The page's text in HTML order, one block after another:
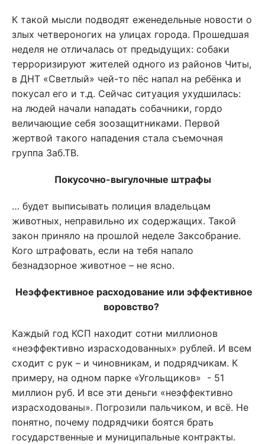
К такой мысли подводят еженедельные новости о
злых четвероногих на улицах города. Прошедшая
неделя не отличалась от предыдущих: собаки
терроризируют жителей одного из районов Читы,
в ДНТ «Светлый» чей-то пёс напал на ребёнка и
покусал его и т.д. Сейчас ситуация ухудшилась:
на людей начали нападать собачники, гордо
величающие себя зоозащитниками. Первой
жертвой такого нападения стала съемочная
группа Заб.ТВ.
Покусочно-выгулочные штрафы
… будет выписывать полиция владельцам
животных, неправильно их содержащих. Такой
закон приняло на прошлой неделе Заксобрание.
Кого штрафовать, если на тебя напало
безнадзорное животное – не ясно.
Неэффективное расходование или эффективное
воровство?
Каждый год КСП находит сотни миллионов
«неэффективно израсходованных» рублей. И всем
сходит с рук – и чиновникам, и подрядчикам. К
примеру, на одном парке «Угольщиков» - 51
миллион руб. И все эти деньги «неэффективно
израсходованы». Погрозили пальчиком, и всё. Не
понятно, почему подрядчики боятся брать
государственные и муниципальные контракты.